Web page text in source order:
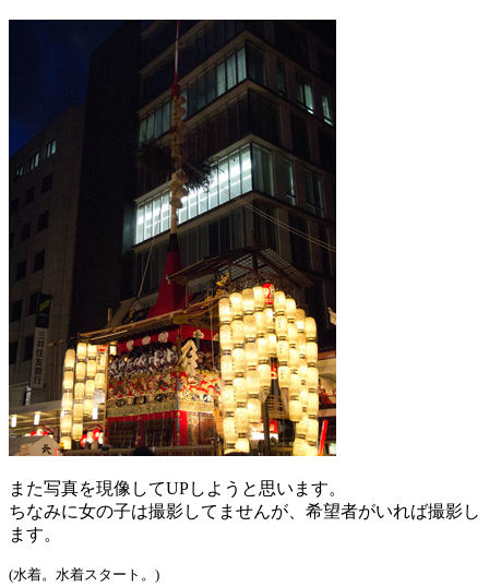
また写真を現像してUPしようと思います。
ちなみに女の子は撮影してませんが、希望者がいれば撮影し
ます。
(水着。水着スタート。)